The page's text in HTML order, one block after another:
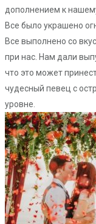
дополнением к
Все было украшено
Все выполнено со
при нас. Нам дали
что это может
чудесный певец с
уровне.